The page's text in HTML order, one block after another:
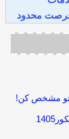
محدود
مشخص کن!